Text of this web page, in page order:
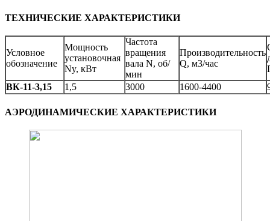
ТЕХНИЧЕСКИЕ ХАРАКТЕРИСТИКИ
Условное
обозначение
Мощность
установочная
Ny, кВт
Частота
вращения
вала N, об/
мин
Производительность
Q, м3/час
ВК-11-3,15
1,5 3000 1600-4400
АЭРОДИНАМИЧЕСКИЕ ХАРАКТЕРИСТИКИ